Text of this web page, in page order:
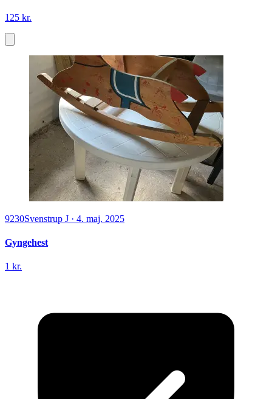
125 kr.
9230Svenstrup J · 4. maj. 2025
Gyngehest
1 kr.